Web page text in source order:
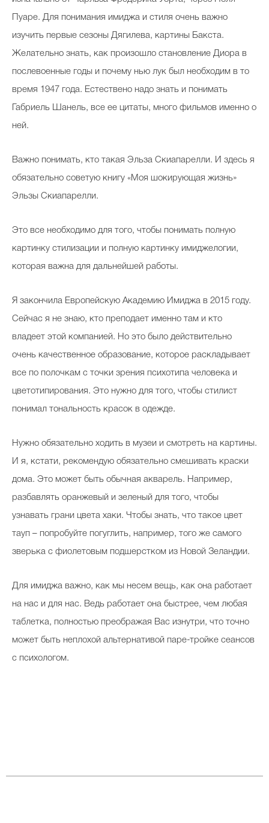
Пуаре. Для понимания имиджа и стиля очень важно
изучить первые сезоны Дягилева, картины Бакста.
Желательно знать, как произошло становление Диора в
послевоенные годы и почему нью лук был необходим в то
время 1947 года. Естествено надо знать и понимать
Габриель Шанель, все ее цитаты, много фильмов именно о
ней.
Важно понимать, кто такая Эльза Скиапарелли. И здесь я
обязательно советую книгу «Моя шокирующая жизнь»
Эльзы Скиапарелли.
Это все необходимо для того, чтобы понимать полную
картинку стилизации и полную картинку имиджелогии,
которая важна для дальнейшей работы.
Я закончила Европейскую Академию Имиджа в 2015 году.
Сейчас я не знаю, кто преподает именно там и кто
владеет этой компанией. Но это было действительно
очень качественное образование, которое раскладывает
все по полочкам с точки зрения психотипа человека и
цветотипирования. Это нужно для того, чтобы стилист
понимал тональность красок в одежде.
Нужно обязательно ходить в музеи и смотреть на картины.
И я, кстати, рекомендую обязательно смешивать краски
дома. Это может быть обычная акварель. Например,
разбавлять оранжевый и зеленый для того, чтобы
узнавать грани цвета хаки. Чтобы знать, что такое цвет
тауп – попробуйте погуглить, например, того же самого
зверька с фиолетовым подшерстком из Новой Зеландии.
Для имиджа важно, как мы несем вещь, как она работает
на нас и для нас. Ведь работает она быстрее, чем любая
таблетка, полностью преображая Вас изнутри, что точно
может быть неплохой альтернативой паре-тройке сеансов
с психологом.